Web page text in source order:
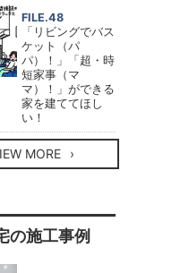
FILE.48
「リビングでバス
ケット（パ
パ）！」「超・時
短家事（マ
マ）！」ができる
家を建ててほし
い！
MORE
の施工事例